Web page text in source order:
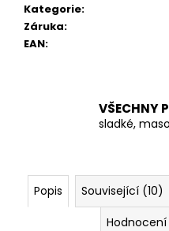
Kategorie:
Záruka:
EAN:
VŠECHNY
sladké,
Popis Související (10)